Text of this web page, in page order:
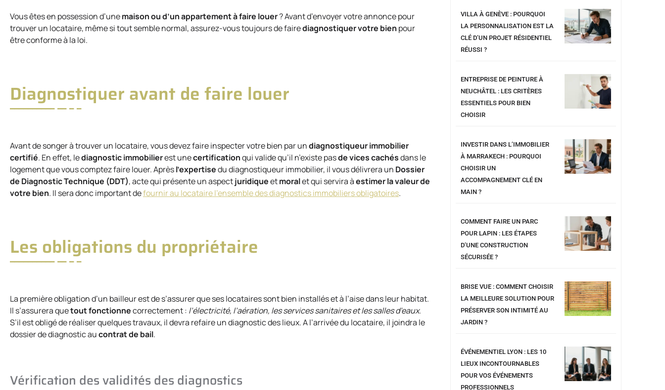
Vous êtes en possession d’unemaison ou d’un appartement à faire louer? Avant d’envoyer votre annonce pour
trouver un locataire, même si tout semble normal, assurez-vous toujours de fairediagnostiquer votre bien pour
être conforme à la loi.
Diagnostiquer avant de faire louer
Avant de songer à trouver un locataire, vous devez faire inspecter votre bien par undiagnostiqueur immobilier
certifié. En effet, lediagnostic immobilierest unecertificationqui valide qu’il n’existe pasde vices cachésdans le
logement que vous comptez faire louer. Aprèsl’expertisedu diagnostiqueur immobilier, il vous délivrera un Dossier
de Diagnostic Technique (DDT), acte qui présente un aspectjuridiqueetmoralet qui servira àestimer la valeur de
votre bien. Il sera donc important defournir au locataire l’ensemble des diagnostics immobiliers obligatoires.
Les obligations du propriétaire
La première obligation d’un bailleur est de s’assurer que ses locataires sont bien installés et à l’aise dans leur habitat.
Il s’assurera quetout fonctionnecorrectement : l’électricité, l’aération, les services sanitaires et les salles d’eaux.
S’il est obligé de réaliser quelques travaux, il devra refaire un diagnostic des lieux. A l’arrivée du locataire, il joindra le
dossier de diagnostic aucontrat de bail.
Vérification des validités des diagnostics
VILLA À GENÈVE : POURQUOI
LA PERSONNALISATION EST LA
CLÉ D’UN PROJET RÉSIDENTIEL
RÉUSSI ?
ENTREPRISE DE PEINTURE À
NEUCHÂTEL : LES CRITÈRES
ESSENTIELS POUR BIEN
CHOISIR
INVESTIR DANS L’IMMOBILIER
À MARRAKECH : POURQUOI
CHOISIR UN
ACCOMPAGNEMENT CLÉ EN
MAIN ?
COMMENT FAIRE UN PARC
POUR LAPIN : LES ÉTAPES
D’UNE CONSTRUCTION
SÉCURISÉE ?
BRISE VUE : COMMENT CHOISIR
LA MEILLEURE SOLUTION POUR
PRÉSERVER SON INTIMITÉ AU
JARDIN ?
ÉVÉNEMENTIEL LYON : LES 10
LIEUX INCONTOURNABLES
POUR VOS ÉVÉNEMENTS
PROFESSIONNELS